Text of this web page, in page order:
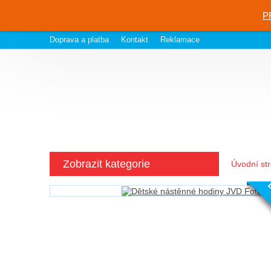
Doprava a platba Kontakt Reklamace
Zobrazit kategorie Úvodní